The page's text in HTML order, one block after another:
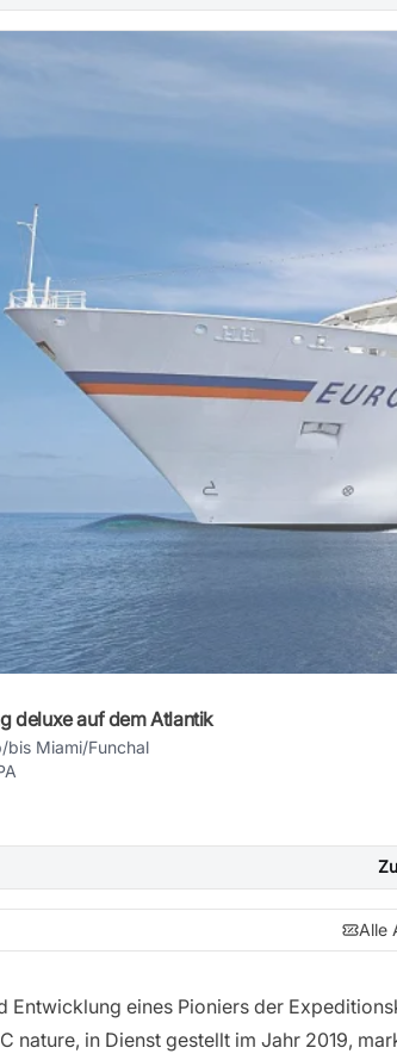
deluxe auf dem Atlantik
bis Miami/Funchal
Alle
Entwicklung eines Pioniers der
nature, in Dienst gestellt im Jahr 2019,